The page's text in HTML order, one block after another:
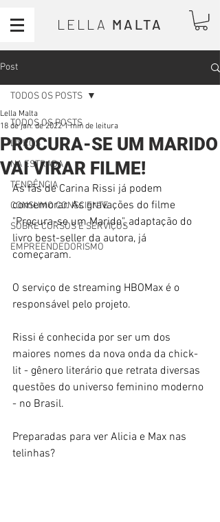
LELLA MALTA
Post
TODOS OS POSTS
LIVROS
NA ESTRADA
TENDÊNCIA
CONSUMO CONSCIENTE
SOBRE CURSOS E SERVIÇOS
EMPREENDEDORISMO
TODOS OS POSTS
PROCURA-SE UM MARIDO
VAI VIRAR FILME!
Lella Malta
18 de jan. de 2022 1 min de leitura
As fãs de Carina Rissi já podem
comemorar. As gravações do filme
"Procura-se um Marido", adaptação do
livro best-seller da autora, já
começaram.
O serviço de streaming HBOMax é o
responsável pelo projeto.
Rissi é conhecida por ser um dos
maiores nomes da nova onda da chick-
lit - gênero literário que retrata diversas
questões do universo feminino moderno
- no Brasil.
Preparadas para ver Alicia e Max nas
telinhas?